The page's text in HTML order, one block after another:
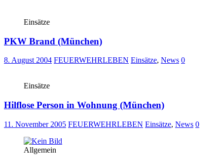
Einsätze
PKW Brand (München)
8. August 2004 FEUERWEHRLEBEN Einsätze, News 0
Einsätze
Hilflose Person in Wohnung (München)
11. November 2005 FEUERWEHRLEBEN Einsätze, News 0
Allgemein